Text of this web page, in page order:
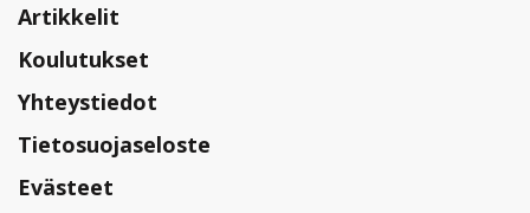
Artikkelit
Koulutukset
Yhteystiedot
Tietosuojaseloste
Evästeet